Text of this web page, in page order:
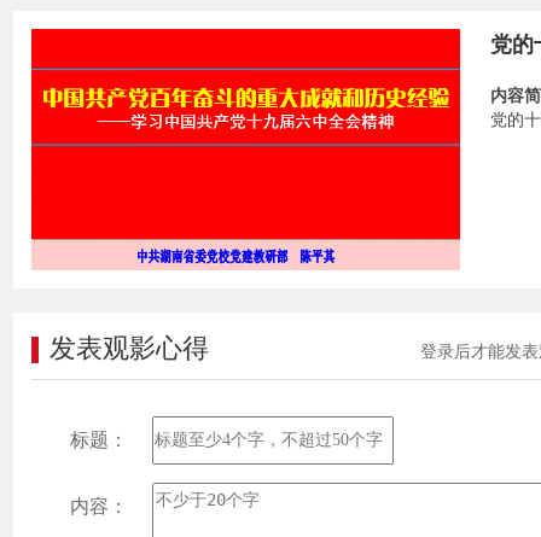
党的
内容
党的
登录后才能发
发表观影心得
标题：
内容：